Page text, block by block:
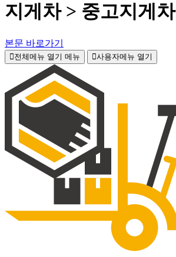
지게차 > 중고지게차
본문 바로가기
전체메뉴 열기 메뉴 사용자메뉴 열기